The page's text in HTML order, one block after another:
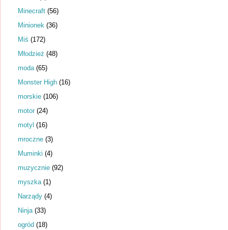
Minecraft (56)
Minionek (36)
Miś (172)
Młodzież (48)
moda (65)
Monster High (16)
morskie (106)
motor (24)
motyl (16)
mroczne (3)
Muminki (4)
muzycznie (92)
myszka (1)
Narządy (4)
Ninja (33)
ogród (18)